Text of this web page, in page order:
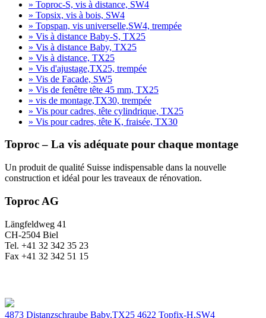
» Toproc-S, vis à distance, SW4
» Topsix, vis à bois, SW4
» Topspan, vis universelle,SW4, trempée
» Vis à distance Baby-S, TX25
» Vis à distance Baby, TX25
» Vis à distance, TX25
» Vis d'ajustage,TX25, trempée
» Vis de Facade, SW5
» Vis de fenêtre tête 45 mm, TX25
» vis de montage,TX30, trempée
» Vis pour cadres, tête cylindrique, TX25
» Vis pour cadres, tête K, fraisée, TX30
Toproc – La vis adéquate pour chaque montage
Un produit de qualité Suisse indispensable dans la nouvelle
construction et idéal pour les traveaux de rénovation.
Toproc AG
Längfeldweg 41
CH-2504 Biel
Tel. +41 32 342 35 23
Fax +41 32 342 51 15
4873 Distanzschraube Baby,TX25 4622 Topfix-H,SW4